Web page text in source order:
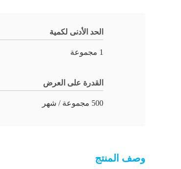
الحد الأدنى لكمية
1 مجموعة
القدرة على العرض
500 مجموعة / شهر
وصف المنتج